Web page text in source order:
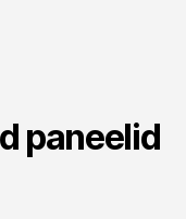
paneelid